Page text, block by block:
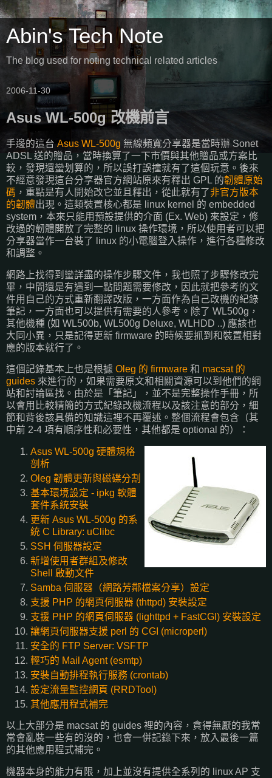
Abin's Tech Note
The blog used for noting technical related articles
2006-11-30
Asus WL-500g 改機前言
手邊的這台 Asus WL-500g 無線頻寬分享器是當時辦 Sonet
ADSL 送的贈品，當時換算了一下市價與其他贈品或方案比
較，發現還蠻划算的，所以誤打誤撞就有了這個玩意。後來
不經意發現這台分享器官方網站原來有釋出 GPL 的韌體原始
碼 ，重點是有人開始改它並且釋出，從此就有了非官方版本
的韌體出現。這類裝置核心都是 linux kernel 的 embedded
system，本來只能用預設提供的介面 (Ex. Web) 來設定，修
改過的韌體開放了完整的 linux 操作環境，所以使用者可以把
分享器當作一台裝了 linux 的小電腦登入操作，進行各種修改
和調整。
網路上找得到蠻詳盡的操作步驟文件，我也照了步驟修改完
畢，中間還是有遇到一點問題需要修改，因此就把參考的文
件用自己的方式重新翻譯改版，一方面作為自己改機的紀錄
筆記，一方面也可以提供有需要的人參考。除了 WL500g，
其他機種 (如 WL500b, WL500g Deluxe, WLHDD ..) 應該也
大同小異，只是記得更新 firmware 的時候要抓到和裝置相對
應的版本就行了。
這個記錄基本上也是根據 Oleg 的 firmware 和 macsat 的
guides 來進行的，如果需要原文和相關資源可以到他們的網
站和討論區找。由於是「筆記」，並不是完整操作手冊，所
以會用比較精簡的方式紀錄改機流程以及該注意的部分，細
節和背後該具備的知識這裡不再覆述。整個流程會包含（其
中前 2-4 項有順序性和必要性，其他都是 optional 的）：
Asus WL-500g 硬體規格
剖析
Oleg 韌體更新與磁碟分割
基本環境設定 - ipkg 軟體
套件系統安裝
更新 Asus WL-500g 的系
統 C Library: uClibc
SSH 伺服器設定
新增使用者群組及修改
Shell 啟動文件
Samba 伺服器（網路芳鄰檔案分享）設定
支援 PHP 的網頁伺服器 (thttpd) 安裝設定
支援 PHP 的網頁伺服器 (lighttpd + FastCGI) 安裝設定
讓網頁伺服器支援 perl 的 CGI (microperl)
安全的 FTP Server: VSFTP
輕巧的 Mail Agent (esmtp)
安裝自動排程執行服務 (crontab)
設定流量監控網頁 (RRDTool)
其他應用程式補完
以上大部分是 macsat 的 guides 裡的內容，貪得無厭的我常
常會亂裝一些有的沒的，也會一併記錄下來，放入最後一篇
的其他應用程式補完。
機器本身的能力有限，加上並沒有提供全系列的 linux AP 支